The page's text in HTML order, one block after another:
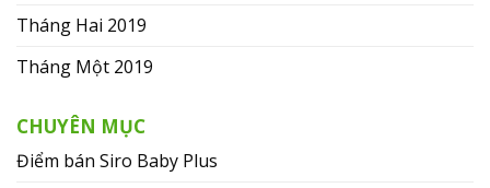
Tháng Hai 2019
Tháng Một 2019
CHUYÊN MỤC
Điểm bán Siro Baby Plus